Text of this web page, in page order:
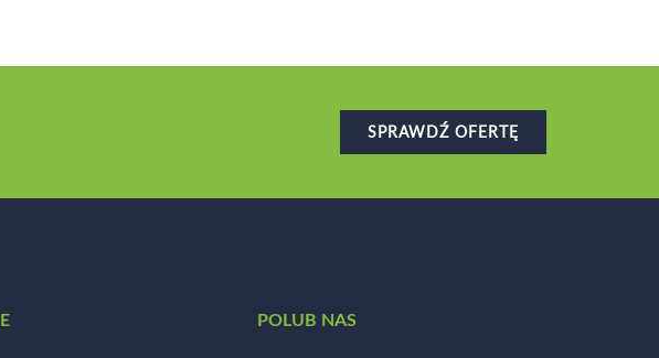
SPRAWDŹ OFERTĘ
POLUB NAS